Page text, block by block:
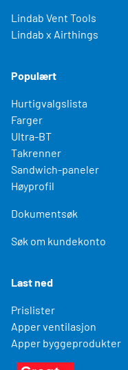
Lindab Vent Tools
Lindab x Airthings
Populært
Hurtigvalgslista
Farger
Ultra-BT
Takrenner
Sandwich-paneler
Høyprofil
Dokumentsøk
Søk om kundekonto
Last ned
Prislister
Apper ventilasjon
Apper byggeprodukter